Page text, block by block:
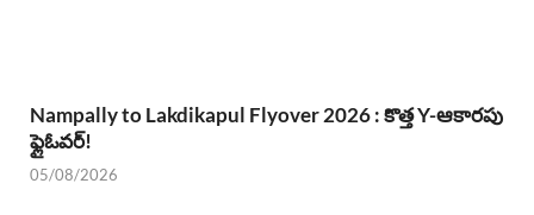
Nampally to Lakdikapul Flyover 2026 : కొత్త Y-ఆకారపు
ఫ్లైఓవర్!
05/08/2026